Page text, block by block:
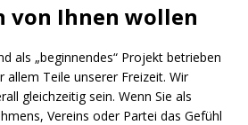
von Ihnen wollen
als „beginnendes“ Projekt betrieben
allem Teile unserer Freizeit. Wir
gleichzeitig sein. Wenn Sie als
Vereins oder Partei das Gefühl